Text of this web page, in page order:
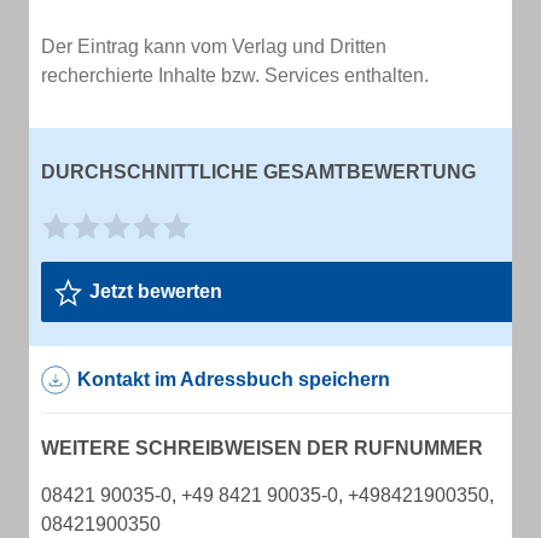
Der Eintrag kann vom Verlag und Dritten
recherchierte Inhalte bzw. Services enthalten.
DURCHSCHNITTLICHE GESAMTBEWERTUNG
Jetzt bewerten
Kontakt im Adressbuch speichern
WEITERE SCHREIBWEISEN DER RUFNUMMER
08421 90035-0, +49 8421 90035-0, +498421900350,
08421900350